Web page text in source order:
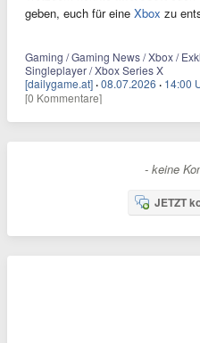
geben, euch für eine Xbox zu
Gaming / Gaming News / Xbox /
Singleplayer / Xbox Series X
[dailygame.at] ·08.07.2026 · 14:00
[0 Kommentare]
- keine
JETZT